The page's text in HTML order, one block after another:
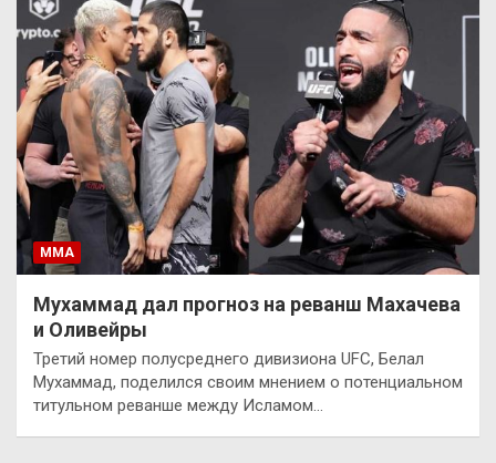
ММА
Мухаммад дал прогноз на реванш Махачева
и Оливейры
Третий номер полусреднего дивизиона UFC, Белал
Мухаммад, поделился своим мнением о потенциальном
титульном реванше между Исламом…